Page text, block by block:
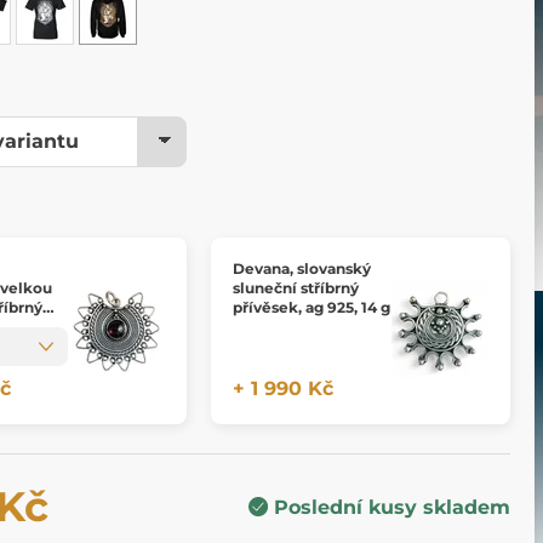
Devana, slovanský
sluneční stříbrný
přívěsek, ag 925, 14 g
+ 1 990 Kč
Poslední kusy skladem